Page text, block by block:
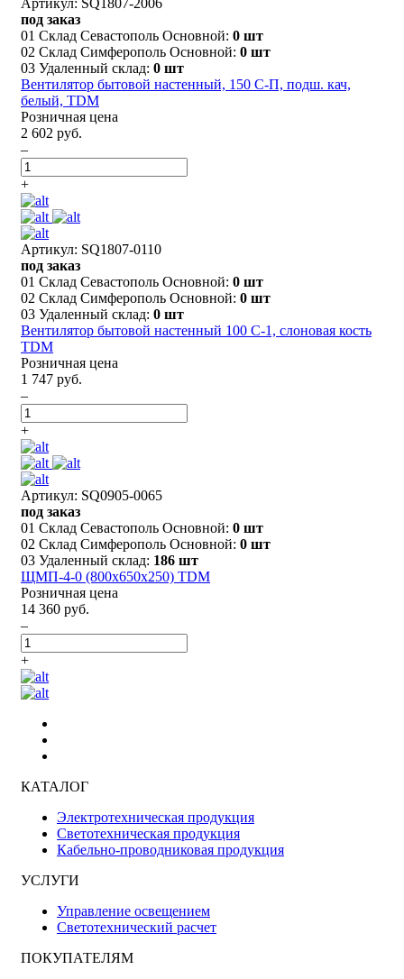
под заказ
01 Склад Севастополь Основной: 0 шт
02 Склад Симферополь Основной: 0 шт
03 Удаленный склад: 0 шт
Вентилятор бытовой настенный, 150 С-П, подш. кач,
белый, TDM
Розничная цена
2 602 руб.
–
+
Артикул: SQ1807-0110
под заказ
01 Склад Севастополь Основной: 0 шт
02 Склад Симферополь Основной: 0 шт
03 Удаленный склад: 0 шт
Вентилятор бытовой настенный 100 С-1, слоновая кость
TDM
Розничная цена
1 747 руб.
–
+
Артикул: SQ0905-0065
под заказ
01 Склад Севастополь Основной: 0 шт
02 Склад Симферополь Основной: 0 шт
03 Удаленный склад: 186 шт
ЩМП-4-0 (800х650х250) TDM
Розничная цена
14 360 руб.
–
+
КАТАЛОГ
Электротехническая продукция
Светотехническая продукция
Кабельно-проводниковая продукция
УСЛУГИ
Управление освещением
Светотехнический расчет
ПОКУПАТЕЛЯМ